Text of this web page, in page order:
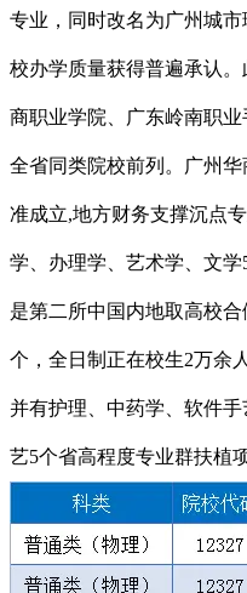
专业，同时改名为广州城
校办学质量获得普遍承认
商职业学院、广东岭南职
全省同类院校前列。广州
准成立,地方财务支撑沉点
学、办理学、艺术学、文学
是第二所中国内地取高校
个，全日制正在校生2万余
并有护理、中药学、软件
艺5个省高程度专业群扶植